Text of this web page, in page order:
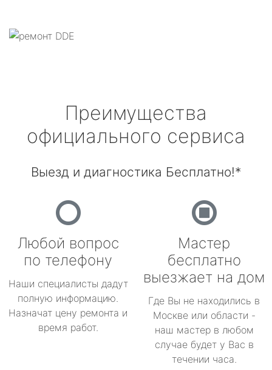
Преимущества
официального сервиса
Выезд и диагностика Бесплатно!*
Любой вопрос
по телефону
Наши специалисты дадут
полную информацию.
Назначат цену ремонта и
время работ.
Мастер
бесплатно
выезжает на дом
Где Вы не находились в
Москве или области -
наш мастер в любом
случае будет у Вас в
течении часа.